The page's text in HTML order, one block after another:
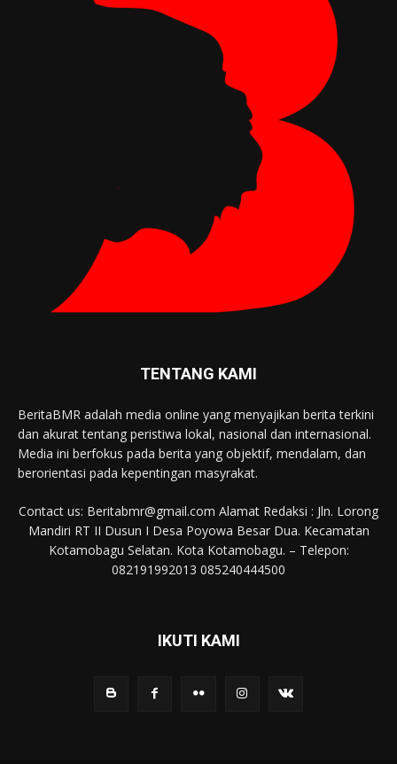
TENTANG KAMI
BeritaBMR adalah media online yang menyajikan berita terkini
dan akurat tentang peristiwa lokal, nasional dan internasional.
Media ini berfokus pada berita yang objektif, mendalam, dan
berorientasi pada kepentingan masyrakat.
Contact us: Beritabmr@gmail.com Alamat Redaksi : Jln. Lorong
Mandiri RT II Dusun I Desa Poyowa Besar Dua. Kecamatan
Kotamobagu Selatan. Kota Kotamobagu. – Telepon:
082191992013 085240444500
IKUTI KAMI